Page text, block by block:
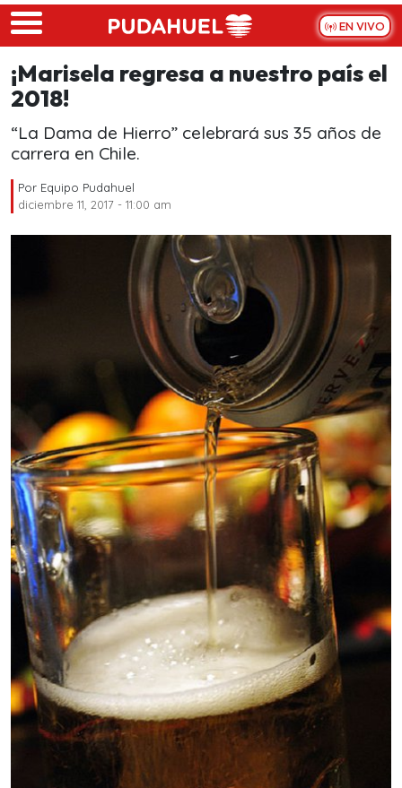
Skip to main content
EN VIVO
¡Marisela regresa a nuestro país el
2018!
“La Dama de Hierro” celebrará sus 35 años de
carrera en Chile.
Por Equipo Pudahuel
diciembre 11, 2017 - 11:00 am